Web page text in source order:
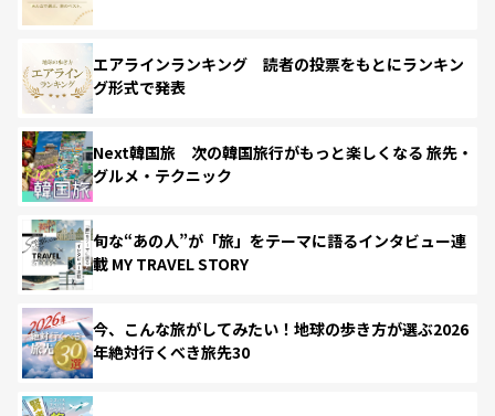
エアラインランキング 読者の投票をもとにランキン
グ形式で発表
Next韓国旅 次の韓国旅行がもっと楽しくなる 旅先・
グルメ・テクニック
旬な“あの人”が「旅」をテーマに語るインタビュー連
載 MY TRAVEL STORY
今、こんな旅がしてみたい！地球の歩き方が選ぶ2026
年絶対行くべき旅先30